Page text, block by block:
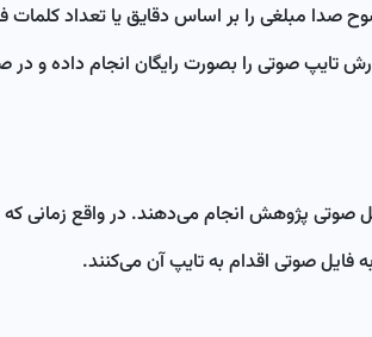
صدا مبلغی را بر اساس دقایق یا تعداد کلمات
تایپ صوتی را بصورت رایگان انجام داده و
پژوهش انجام می‌دهند. در واقع زمانی
فایل صوتی اقدام به تایپ آن می‌کنند.